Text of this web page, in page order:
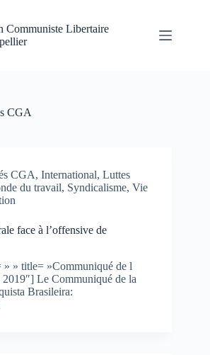
Communiste Libertaire
CGA
CGA, International, Luttes
du travail, Syndicalisme, Vie
face à l’offensive de
» » title= »Communiqué de l
Le Communiqué de la
Brasileira: